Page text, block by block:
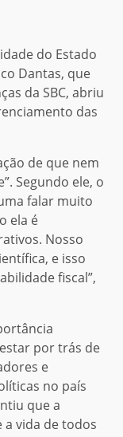
do Estado
Dantas, que
da SBC, abriu
das
de que nem
Segundo ele, o
falar muito
ela é
Nosso
e isso
fiscal”,
por trás de
e
no país
que a
vida de todos